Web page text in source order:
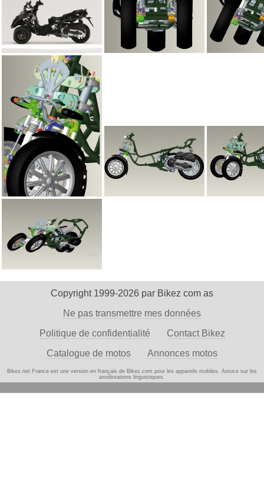
Copyright 1999-2026 par Bikez com as
Ne pas transmettre mes données
Politique de confidentialité
Contact Bikez
Catalogue de motos
Annonces motos
Bikez.net France est une version en français de Bikez.com pour les appareils mobiles. Astuce sur les
améliorations linguistiques.